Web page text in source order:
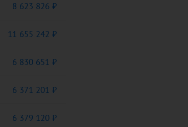
8 623 826 ₽
11 655 242 ₽
6 830 651 ₽
6 371 201 ₽
6 379 120 ₽